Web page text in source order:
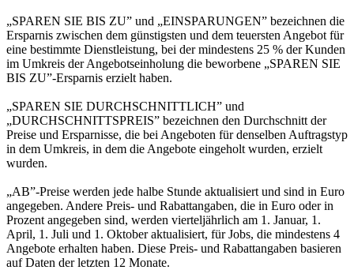
„SPAREN SIE BIS ZU” und „EINSPARUNGEN” bezeichnen die
Ersparnis zwischen dem günstigsten und dem teuersten Angebot für
eine bestimmte Dienstleistung, bei der mindestens 25 % der Kunden
im Umkreis der Angebotseinholung die beworbene „SPAREN SIE
BIS ZU”-Ersparnis erzielt haben.
„SPAREN SIE DURCHSCHNITTLICH” und
„DURCHSCHNITTSPREIS” bezeichnen den Durchschnitt der
Preise und Ersparnisse, die bei Angeboten für denselben Auftragstyp
in dem Umkreis, in dem die Angebote eingeholt wurden, erzielt
wurden.
„AB”-Preise werden jede halbe Stunde aktualisiert und sind in Euro
angegeben. Andere Preis- und Rabattangaben, die in Euro oder in
Prozent angegeben sind, werden vierteljährlich am 1. Januar, 1.
April, 1. Juli und 1. Oktober aktualisiert, für Jobs, die mindestens 4
Angebote erhalten haben. Diese Preis- und Rabattangaben basieren
auf Daten der letzten 12 Monate.